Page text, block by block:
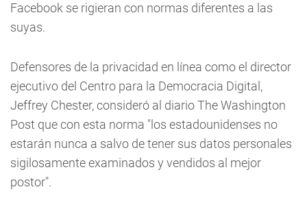
Facebook se rigieran con normas diferentes a las
suyas.
Defensores de la privacidad en línea como el director
ejecutivo del Centro para la Democracia Digital,
Jeffrey Chester, consideró al diario The Washington
Post que con esta norma "los estadounidenses no
estarán nunca a salvo de tener sus datos personales
sigilosamente examinados y vendidos al mejor
postor".